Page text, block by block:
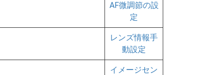
AF微調節の設
定
レンズ情報手
動設定
イメージセン